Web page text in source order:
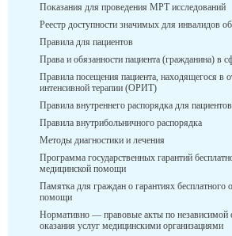
Показания для проведения МРТ исследований
Реестр доступности значимых для инвалидов
Правила для пациентов
Права и обязанности пациента (гражданина) в
Правила посещения пациента, находящегося в
интенсивной терапии (ОРИТ)
Правила внутреннего распорядка для пациентов
Правила внутрибольничного распорядка
Методы диагностики и лечения
Программа государственных гарантий
медицинской помощи
Памятка для граждан о гарантиях бесплатного
помощи
Нормативно — правовые акты по независимой
оказания услуг медицинскими организациями